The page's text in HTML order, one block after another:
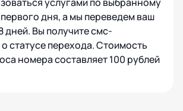
дня, а мы переведем ваш
дней. Вы получите смс-
статусе перехода. Стоимость
номера составляет 100 рублей